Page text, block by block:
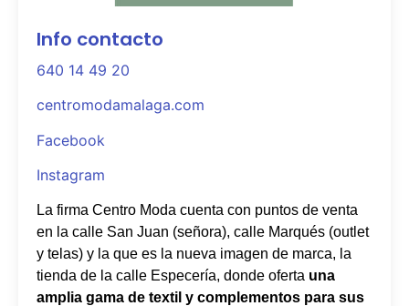
Info contacto
640 14 49 20
centromodamalaga.com
Facebook
Instagram
La firma Centro Moda cuenta con puntos de venta
en la calle San Juan (señora), calle Marqués (outlet
y telas) y la que es la nueva imagen de marca, la
tienda de la calle Especería, donde oferta una
amplia gama de textil y complementos para sus